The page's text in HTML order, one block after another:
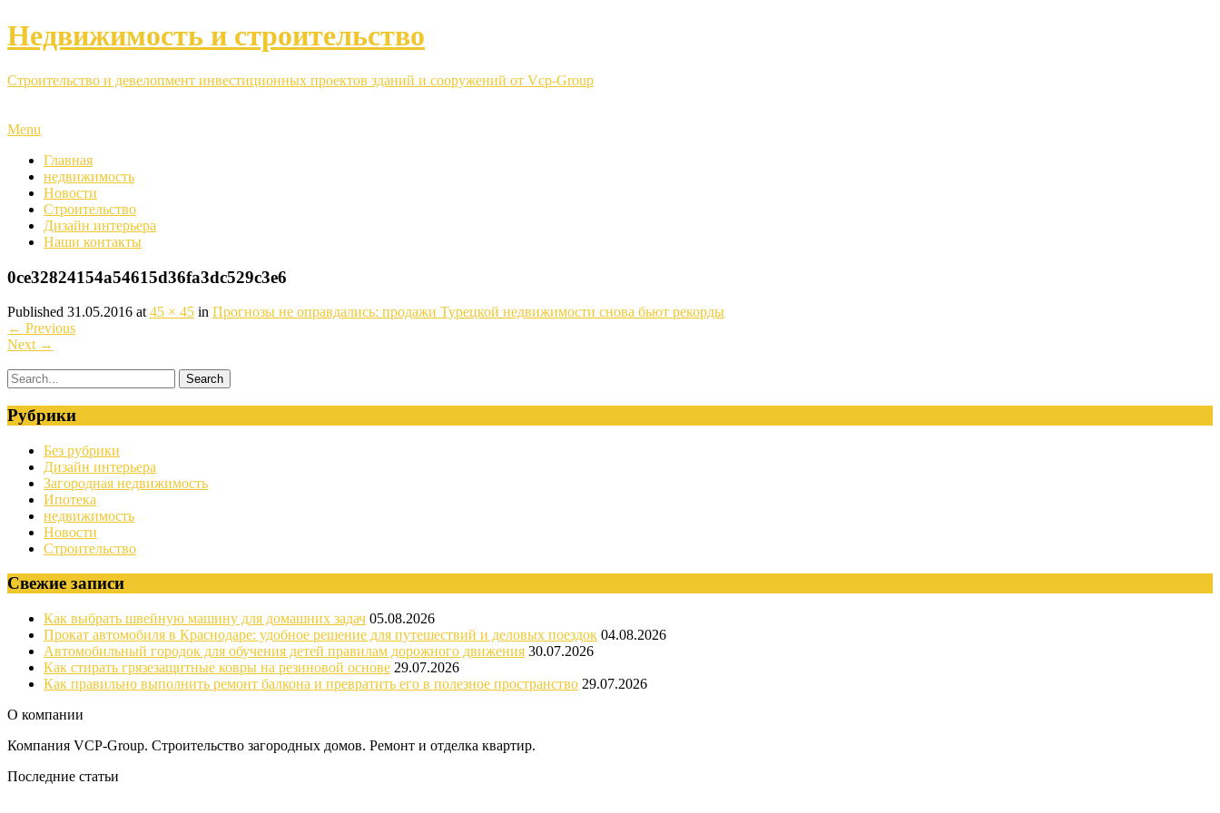
Недвижимость и строительство
Строительство и девелопмент инвестиционных проектов зданий и сооружений от Vcp-Group
Menu
Главная
недвижимость
Новости
Строительство
Дизайн интерьера
Наши контакты
0ce32824154a54615d36fa3dc529c3e6
Published 31.05.2016 at 45 × 45 in Прогнозы не оправдались: продажи Турецкой недвижимости снова бьют рекорды
← Previous
Next →
Рубрики
Без рубрики
Дизайн интерьера
Загородная недвижимость
Ипотека
недвижимость
Новости
Строительство
Свежие записи
Как выбрать швейную машину для домашних задач 05.08.2026
Прокат автомобиля в Краснодаре: удобное решение для путешествий и деловых поездок 04.08.2026
Автомобильный городок для обучения детей правилам дорожного движения 30.07.2026
Как стирать грязезащитные ковры на резиновой основе 29.07.2026
Как правильно выполнить ремонт балкона и превратить его в полезное пространство 29.07.2026
О компании
Компания VCP-Group. Строительство загородных домов. Ремонт и отделка квартир.
Последние статьи